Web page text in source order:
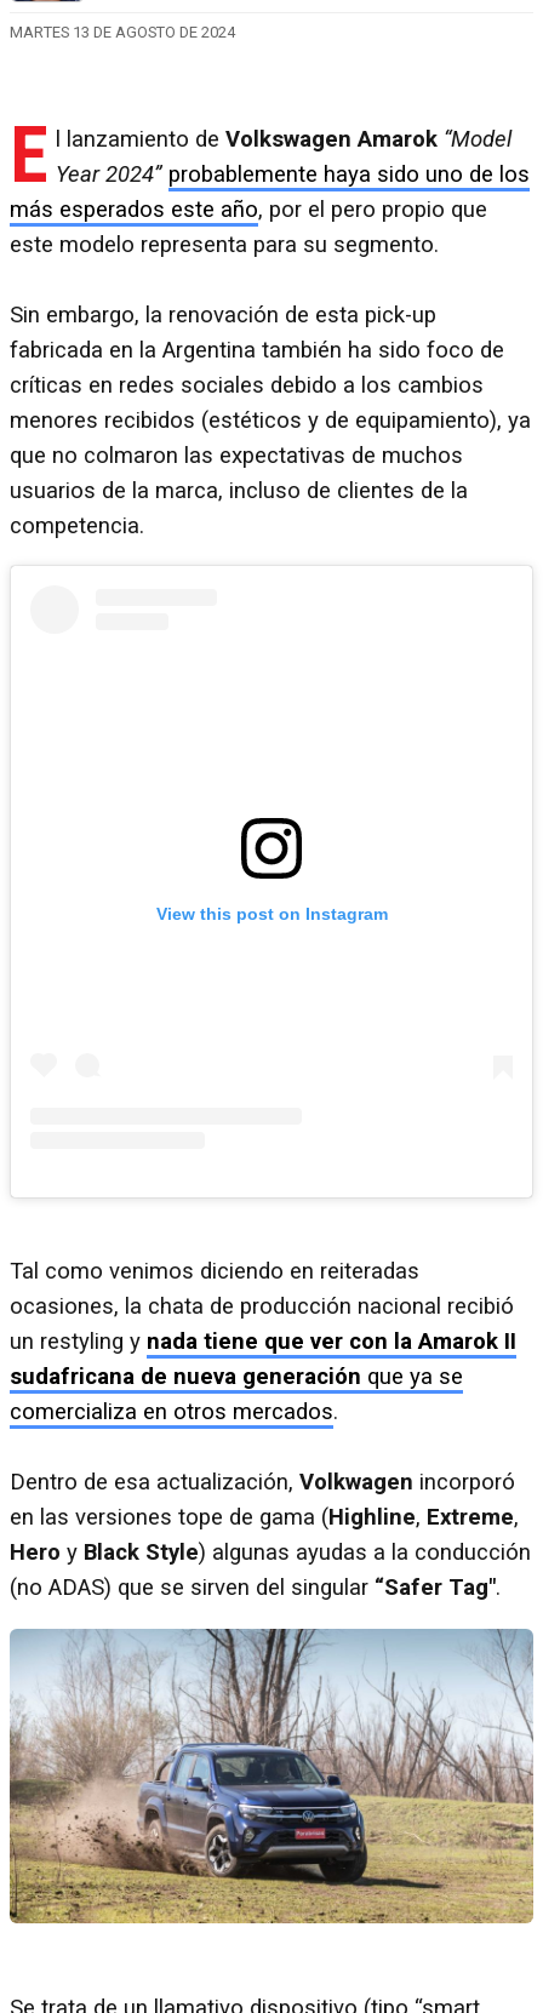
MARTES 13 DE AGOSTO DE 2024
E l lanzamiento de Volkswagen Amarok “Model
Year 2024” probablemente haya sido uno de los
más esperados este año, por el pero propio que
este modelo representa para su segmento.
Sin embargo, la renovación de esta pick-up
fabricada en la Argentina también ha sido foco de
críticas en redes sociales debido a los cambios
menores recibidos (estéticos y de equipamiento), ya
que no colmaron las expectativas de muchos
usuarios de la marca, incluso de clientes de la
competencia.
View this post on Instagram
Tal como venimos diciendo en reiteradas
ocasiones, la chata de producción nacional recibió
un restyling y nada tiene que ver con la Amarok II
sudafricana de nueva generación que ya se
comercializa en otros mercados.
Dentro de esa actualización, Volkwagen incorporó
en las versiones tope de gama (Highline, Extreme,
Hero y Black Style) algunas ayudas a la conducción
(no ADAS) que se sirven del singular “Safer Tag".